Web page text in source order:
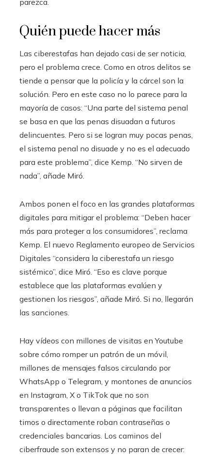
Quién puede hacer más
Las ciberestafas han dejado casi de ser noticia,
pero el problema crece. Como en otros delitos se
tiende a pensar que la policía y la cárcel son la
solución. Pero en este caso no lo parece para la
mayoría de casos: “Una parte del sistema penal
se basa en que las penas disuadan a futuros
delincuentes. Pero si se logran muy pocas penas,
el sistema penal no disuade y no es el adecuado
para este problema”, dice Kemp. “No sirven de
nada”, añade Miró.
Ambos ponen el foco en las grandes plataformas
digitales para mitigar el problema: “Deben hacer
más para proteger a los consumidores”, reclama
Kemp. El nuevo Reglamento europeo de Servicios
Digitales “considera la ciberestafa un riesgo
sistémico”, dice Miró. “Eso es clave porque
establece que las plataformas evalúen y
gestionen los riesgos”, añade Miró. Si no, llegarán
las sanciones.
Hay vídeos con millones de visitas en Youtube
sobre cómo romper un patrón de un móvil,
millones de mensajes falsos circulando por
WhatsApp o Telegram, y montones de anuncios
en Instagram, X o TikTok que no son
transparentes o llevan a páginas que facilitan
timos o directamente roban contraseñas o
credenciales bancarias. Los caminos del
ciberfraude son extensos y no paran de crecer: